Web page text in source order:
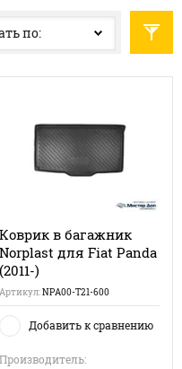
по:
Коврик в багажник
Norplast для Fiat Panda
(2011-)
Артикул:NPA00-T21-600
Добавить к сравнению
Производитель: